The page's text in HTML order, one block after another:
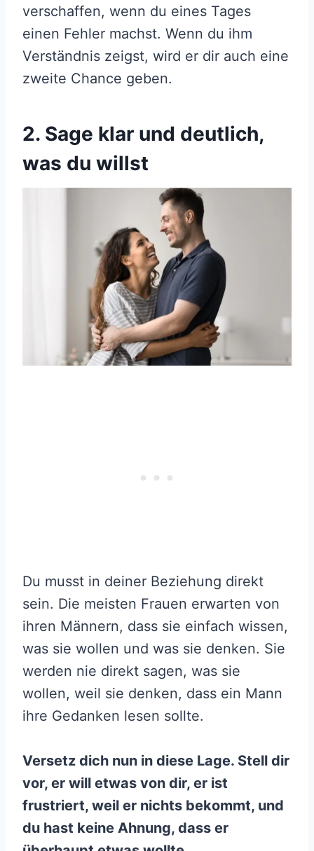
verschaffen, wenn du eines Tages
einen Fehler machst. Wenn du ihm
Verständnis zeigst, wird er dir auch eine
zweite Chance geben.
2. Sage klar und deutlich,
was du willst
Du musst in deiner Beziehung direkt
sein. Die meisten Frauen erwarten von
ihren Männern, dass sie einfach wissen,
was sie wollen und was sie denken. Sie
werden nie direkt sagen, was sie
wollen, weil sie denken, dass ein Mann
ihre Gedanken lesen sollte.
Versetz dich nun in diese Lage. Stell dir
vor, er will etwas von dir, er ist
frustriert, weil er nichts bekommt, und
du hast keine Ahnung, dass er